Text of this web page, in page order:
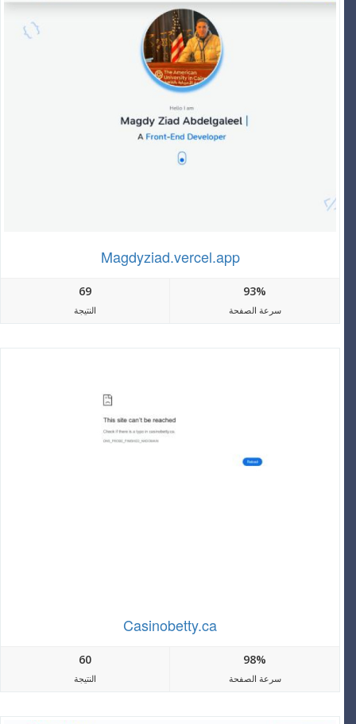
Magdyziad.vercel.app
69
النتيجة
93%
سرعة الصفحة
Casinobetty.ca
60
النتيجة
98%
سرعة الصفحة